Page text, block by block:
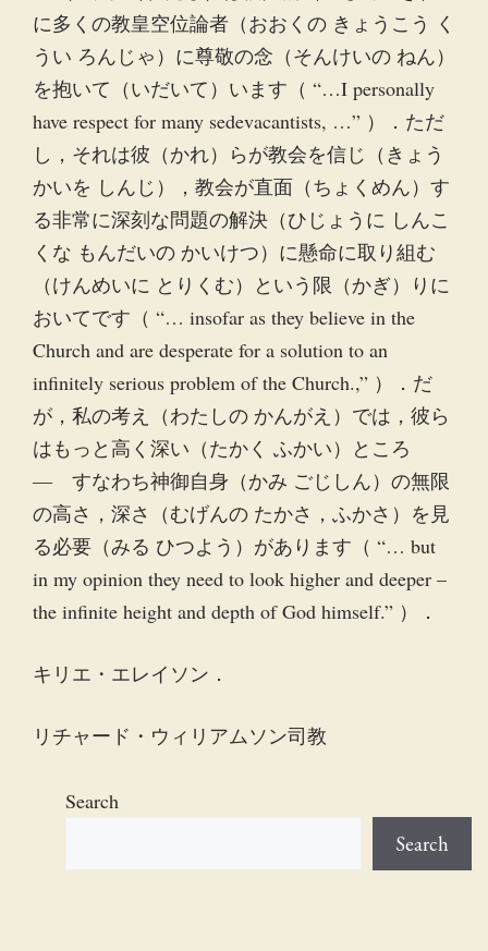
に多くの教皇空位論者（おおくの きょうこう く
うい ろんじゃ）に尊敬の念（そんけいの ねん）
を抱いて（いだいて）います（ “…I personally
have respect for many sedevacantists, …” ）．ただ
し，それは彼（かれ）らが教会を信じ（きょう
かいを しんじ），教会が直面（ちょくめん）す
る非常に深刻な問題の解決（ひじょうに しんこ
くな もんだいの かいけつ）に懸命に取り組む
（けんめいに とりくむ）という限（かぎ）りに
おいてです（ “… insofar as they believe in the
Church and are desperate for a solution to an
infinitely serious problem of the Church.,” ）．だ
が，私の考え（わたしの かんがえ）では，彼ら
はもっと高く深い（たかく ふかい）ところ
― すなわち神御自身（かみ ごじしん）の無限
の高さ，深さ（むげんの たかさ，ふかさ）を見
る必要（みる ひつよう）があります（ “… but
in my opinion they need to look higher and deeper –
the infinite height and depth of God himself.” ）．
キリエ・エレイソン．
リチャード・ウィリアムソン司教
Search
Search